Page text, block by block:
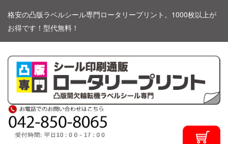
格安の凸版ラベルシール専門ロータリープリント。1000枚以上が
お得です！型代無料！